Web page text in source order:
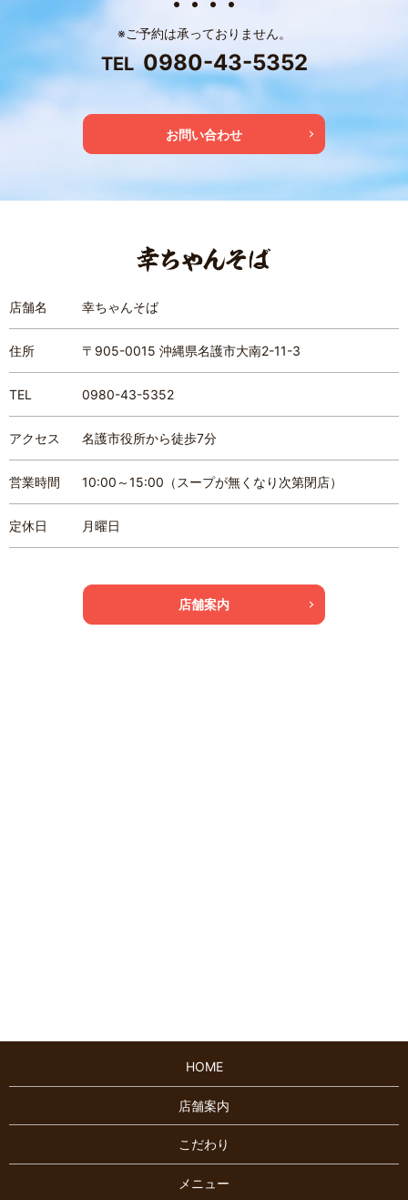
※ご予約は承っておりません。
TEL0980-43-5352
お問い合わせ
店舗名 幸ちゃんそば
住所 〒905-0015 沖縄県名護市大南2-11-3
TEL 0980-43-5352
アクセス 名護市役所から徒歩7分
営業時間 10:00～15:00（スープが無くなり次第閉店）
定休日 月曜日
店舗案内
HOME
店舗案内
こだわり
メニュー